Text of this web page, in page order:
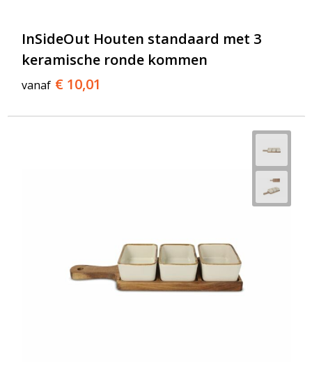
InSideOut Houten standaard met 3
keramische ronde kommen
vanaf € 10,01